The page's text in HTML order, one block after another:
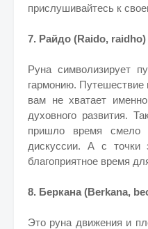
прислушивайтесь к
7. Райдо (Raido, raidho)
Руна символизирует
гармонию.
вам не хватает
духовного развития.
пришло время смело
дискуссии. А с точки
благоприятное время
8. Беркана (Berkana,
Это руна движения и